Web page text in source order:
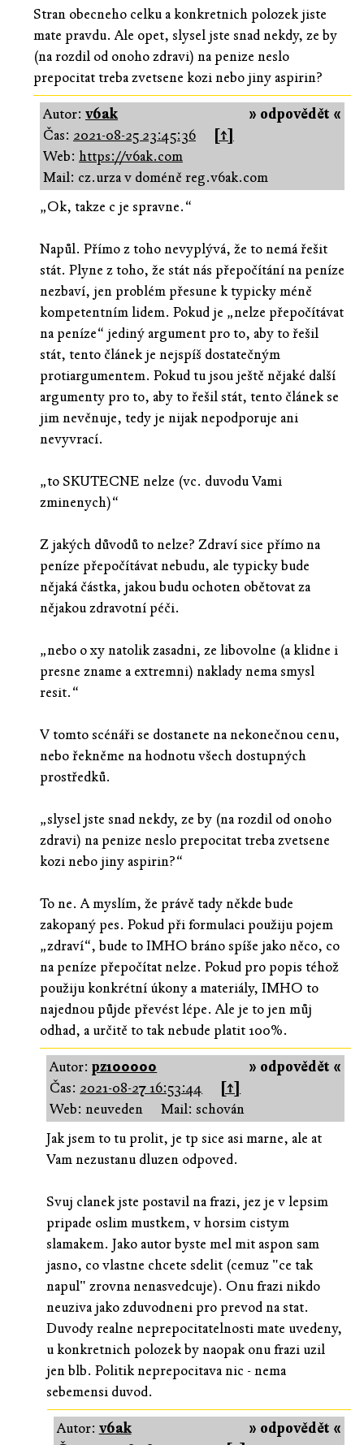
Stran obecneho celku a konkretnich polozek jiste
mate pravdu. Ale opet, slysel jste snad nekdy, ze by
(na rozdil od onoho zdravi) na penize neslo
prepocitat treba zvetsene kozi nebo jiny aspirin?
» odpovědět «
Autor: v6ak
Čas: 2021-08-25 23:45:36
[↑]
Web: https://v6ak.com
Mail: cz.urza v doméně reg.v6ak.com
„Ok, takze c je spravne.“
Napůl. Přímo z toho nevyplývá, že to nemá řešit
stát. Plyne z toho, že stát nás přepočítání na peníze
nezbaví, jen problém přesune k typicky méně
kompetentním lidem. Pokud je „nelze přepočítávat
na peníze“ jediný argument pro to, aby to řešil
stát, tento článek je nejspíš dostatečným
protiargumentem. Pokud tu jsou ještě nějaké další
argumenty pro to, aby to řešil stát, tento článek se
jim nevěnuje, tedy je nijak nepodporuje ani
nevyvrací.
„to SKUTECNE nelze (vc. duvodu Vami
zminenych)“
Z jakých důvodů to nelze? Zdraví sice přímo na
peníze přepočítávat nebudu, ale typicky bude
nějaká částka, jakou budu ochoten obětovat za
nějakou zdravotní péči.
„nebo o xy natolik zasadni, ze libovolne (a klidne i
presne zname a extremni) naklady nema smysl
resit.“
V tomto scénáři se dostanete na nekonečnou cenu,
nebo řekněme na hodnotu všech dostupných
prostředků.
„slysel jste snad nekdy, ze by (na rozdil od onoho
zdravi) na penize neslo prepocitat treba zvetsene
kozi nebo jiny aspirin?“
To ne. A myslím, že právě tady někde bude
zakopaný pes. Pokud při formulaci použiju pojem
„zdraví“, bude to IMHO bráno spíše jako něco, co
na peníze přepočítat nelze. Pokud pro popis téhož
použiju konkrétní úkony a materiály, IMHO to
najednou půjde převést lépe. Ale je to jen můj
odhad, a určitě to tak nebude platit 100%.
» odpovědět «
Autor:pz100000
Čas: 2021-08-27 16:53:44
[↑]
Web: neuveden
Mail: schován
Jak jsem to tu prolit, je tp sice asi marne, ale at
Vam nezustanu dluzen odpoved.
Svuj clanek jste postavil na frazi, jez je v lepsim
pripade oslim mustkem, v horsim cistym
slamakem. Jako autor byste mel mit aspon sam
jasno, co vlastne chcete sdelit (cemuz "ce tak
napul" zrovna nenasvedcuje). Onu frazi nikdo
neuziva jako zduvodneni pro prevod na stat.
Duvody realne neprepocitatelnosti mate uvedeny,
u konkretnich polozek by naopak onu frazi uzil
jen blb. Politik neprepocitava nic - nema
sebemensi duvod.
» odpovědět «
Autor: v6ak